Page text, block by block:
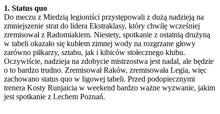
1. Status quo
Do meczu z Miedzią legioniści przystępowali z dużą nadzieją na
zmniejszenie strat do lidera Ekstraklasy, który chwilę wcześniej
zremisował z Radomiakiem. Niestety, spotkanie z ostatnią drużyną
w tabeli okazało się kubłem zimnej wody na rozgrzane głowy
zarówno piłkarzy, sztabu, jak i kibiców stołecznego klubu.
Oczywiście, nadzieja na zdobycie mistrzostwa jest nadal, ale będzie
o to bardzo trudno. Zremisował Raków, zremisowała Legia, więc
zachowano status quo w ligowej tabeli. Przed podopiecznymi
trenera Kosty Runjaicia w weekend bardzo ważne wyzwanie, jakim
jest spotkanie z Lechem Poznań.